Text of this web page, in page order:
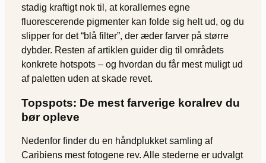
stadig kraftigt nok til, at korallernes egne
fluorescerende pigmenter kan folde sig helt ud, og du
slipper for det “blå filter”, der æder farver på større
dybder. Resten af artiklen guider dig til områdets
konkrete hotspots – og hvordan du får mest muligt ud
af paletten uden at skade revet.
Topspots: De mest farverige koralrev du
bør opleve
Nedenfor finder du en håndplukket samling af
Caribiens mest fotogene rev. Alle stederne er udvalgt